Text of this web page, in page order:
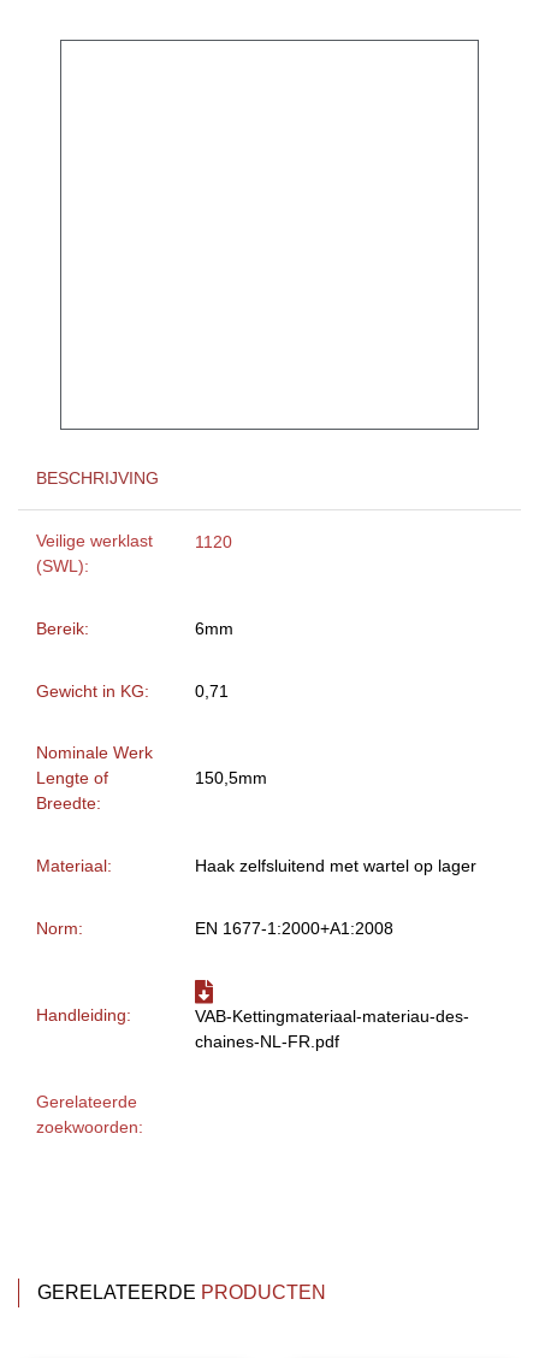
BESCHRIJVING
Veilige werklast
(SWL):
1120
Bereik: 6mm
Gewicht in KG: 0,71
Nominale Werk
Lengte of
Breedte:
150,5mm
Materiaal: Haak zelfsluitend met wartel op lager
Norm: EN 1677-1:2000+A1:2008
Handleiding:
VAB-Kettingmateriaal-materiau-des-
chaines-NL-FR.pdf
Gerelateerde
zoekwoorden:
GERELATEERDE PRODUCTEN